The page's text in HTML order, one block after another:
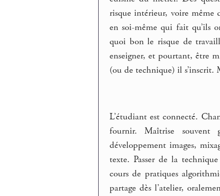
risque intérieur, voire même
en soi-même qui fait qu’ils
quoi bon le risque de
enseigner, et pourtant, être
(ou de technique) il s’inscrit.
L’étudiant est connecté.
fournir. Maîtrise souvent
développement images,
texte. Passer de la
cours de pratiques
partage dès l’atelier,